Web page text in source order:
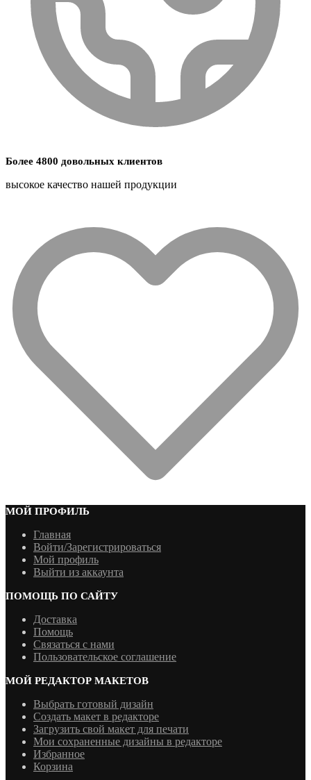
Более 4800 довольных клиентов
высокое качество нашей продукции
МОЙ ПРОФИЛЬ
Главная
Войти/Зарегистрироваться
Мой профиль
Выйти из аккаунта
ПОМОЩЬ ПО САЙТУ
Доставка
Помощь
Связаться с нами
Пользовательское соглашение
МОЙ РЕДАКТОР МАКЕТОВ
Выбрать готовый дизайн
Создать макет в редакторе
Загрузить свой макет для печати
Мои сохраненные дизайны в редакторе
Избранное
Корзина